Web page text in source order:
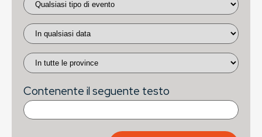
Contenente il seguente testo